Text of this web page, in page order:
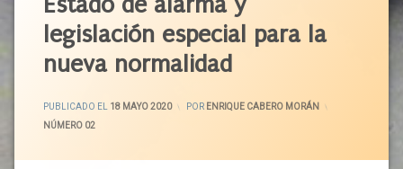
Urbanístico
Población
Política
Públicos
Salud
Crisis
Dependencia
Discapacidad
Familiar
Enfermedad
legislación especial para la
nueva normalidad
PUBLICADO EL 18 MAYO 2020
19 MAYO 2020
POR ENRIQUE CABERO MORÁN
CATEGORÍAS:
NÚMERO 02
Económica
Acuerdo
Social
Castilla
CEOE